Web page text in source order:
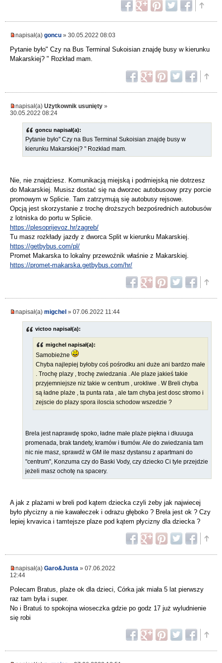
napisał(a) goncu » 30.05.2022 08:03
Pytanie było" Czy na Bus Terminal Sukoisian znajdę busy w kierunku
Makarskiej? " Rozkład mam.
napisał(a) Użytkownik usunięty »
30.05.2022 08:24
goncu napisał(a):
Pytanie było" Czy na Bus Terminal Sukoisian znajdę busy w
kierunku Makarskiej? " Rozkład mam.
Nie, nie znajdziesz. Komunikacją miejską i podmiejską nie dotrzesz
do Makarskiej. Musisz dostać się na dworzec autobusowy przy porcie
promowym w Splicie. Tam zatrzymują się autobusy rejsowe.
Opcją jest skorzystanie z trochę droższych bezpośrednich autobusów
z lotniska do portu w Splicie.
https://plesoprijevoz.hr/zagreb/
Tu masz rozkłady jazdy z dworca Split w kierunku Makarskiej.
https://getbybus.com/pl/
Promet Makarska to lokalny przewoźnik właśnie z Makarskiej.
https://promet-makarska.getbybus.com/hr/
napisał(a) migchel » 07.06.2022 11:44
victoo napisał(a):
migchel napisał(a):
Samobieżne
Chyba najlepiej byłoby coś pośrodku ani duże ani bardzo małe
. Trochę plazy , trochę zwiedzania . Ale plaze jakieś takie
przyjemniejsze niz takie w centrum , urokliwe . W Breli chyba
są ładne plaże , ta punta rata , ale tam chyba jest dosc stromo i
zejscie do plazy spora iloscia schodow wszedzie ?
Brela jest naprawdę spoko, ładne małe plaże piękna i dłuuuga
promenada, brak tandety, kramów i tłumów. Ale do zwiedzania tam
nic nie masz, sprawdź w GM ile masz dystansu z apartmani do
"centrum", Konzuma czy do Baski Vody, czy dziecko Ci tyle przejdzie
jeżeli masz ochotę na spacery.
A jak z plażami w breli pod kątem dziecka czyli żeby jak najwiecej
było płycizny a nie kawałeczek i odrazu głęboko ? Brela jest ok ? Czy
lepiej krvavica i tamtejsze plaze pod kątem płycizny dla dziecka ?
napisał(a) Garo&Justa » 07.06.2022
12:44
Polecam Bratus, plaże ok dla dzieci, Córka jak miała 5 lat pierwszy
raz tam była i super.
No i Bratuś to spokojna wioseczka gdzie po godz 17 już wyludnienie
się robi